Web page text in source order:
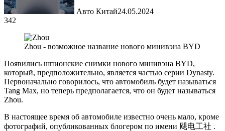
Авто Китай24.05.2024
342
Zhou - возможное название нового минивэна BYD
Появились шпионские снимки нового минивэна BYD,
который, предположительно, является частью серии Dynasty.
Первоначально говорилось, что автомобиль будет называться
Tang Max, но теперь предполагается, что он будет называться
Zhou.
В настоящее время об автомобиле известно очень мало, кроме
фотографий, опубликованных блогером по имени 飓电工社 .